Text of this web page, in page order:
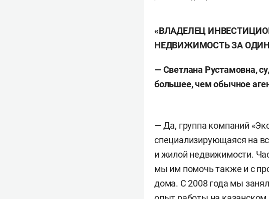
«ВЛАДЕЛЕЦ
НЕДВИЖИМОСТЬ ЗА
— Светлана Рустамовна,
большее, чем обычное
— Да, группа компаний
специализирующаяся на
и жилой недвижимости.
мы им помочь также и с
дома. С 2008 года мы